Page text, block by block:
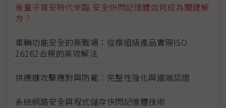
後量子資安時代來臨 安全快閃記憶體如何成為關鍵解
方？
車輛功能安全的新戰場：從模組級產品實現ISO
26262合規的高效解法
供應鏈攻擊應對與防範：完整性強化與遠端認證
系統網路安全與程式儲存快閃記憶體技術